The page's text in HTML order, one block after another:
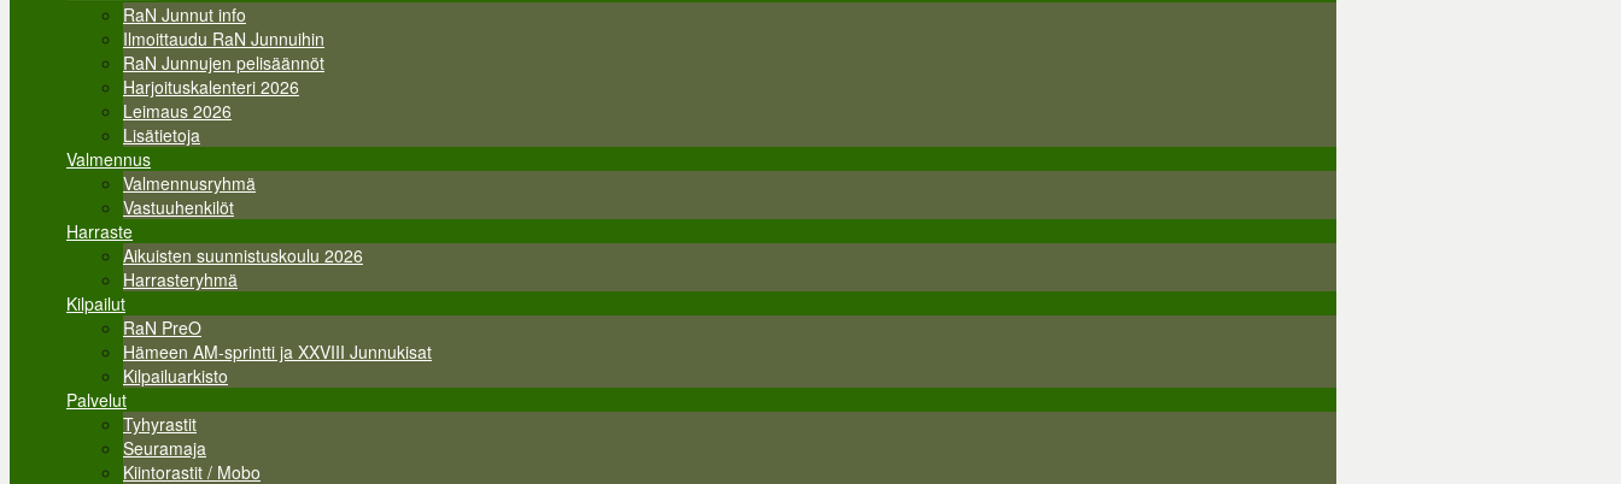
RaN Junnut info
Ilmoittaudu RaN Junnuihin
RaN Junnujen pelisäännöt
Harjoituskalenteri 2026
Leimaus 2026
Lisätietoja
Valmennus
Valmennusryhmä
Vastuuhenkilöt
Harraste
Aikuisten suunnistuskoulu 2026
Harrasteryhmä
Kilpailut
RaN PreO
Hämeen AM-sprintti ja XXVIII Junnukisat
Kilpailuarkisto
Palvelut
Tyhyrastit
Seuramaja
Kiintorastit / Mobo